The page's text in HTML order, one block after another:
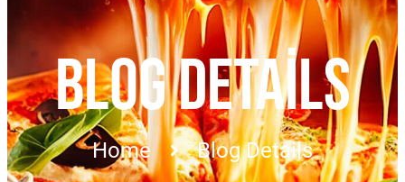
BLOG DETAILS
Home Blog Details